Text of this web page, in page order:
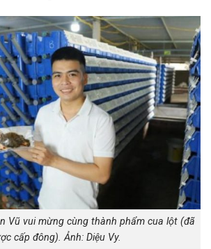
Vũ vui mừng cùng thành phẩm cua lột (đã
cấp đông). Ảnh: Diệu Vy.